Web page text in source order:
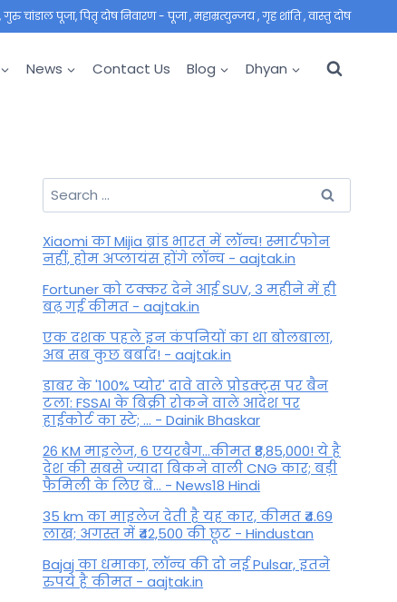
चांडाल पूजा, पितृ दोष निवारण - पूजा , महाम्रत्युन्जय , गृह शांति , वास्तु दोष
News Contact Us Blog Dhyan
Search
for:
Xiaomi का Mijia ब्रांड भारत में लॉन्च! स्मार्टफोन
नहीं, होम अप्लायंस होंगे लॉन्च - aajtak.in
Fortuner को टक्कर देने आई SUV, 3 महीने में ही
बढ़ गई कीमत - aajtak.in
एक दशक पहले इन कंपनियों का था बोलबाला,
अब सब कुछ बर्बाद! - aajtak.in
डाबर के '100% प्योर' दावे वाले प्रोडक्ट्स पर बैन
टला: FSSAI के बिक्री रोकने वाले आदेश पर
हाईकोर्ट का स्टे; ... - Dainik Bhaskar
26 KM माइलेज, 6 एयरबैग...कीमत ₹8,85,000! ये है
देश की सबसे ज्यादा बिकने वाली CNG कार; बड़ी
फैमिली के लिए बे... - News18 Hindi
35 km का माइलेज देती है यह कार, कीमत ₹4.69
लाख; अगस्त में ₹42,500 की छूट - Hindustan
Bajaj का धमाका, लॉन्च की दो नई Pulsar, इतने
रुपये है कीमत - aajtak.in